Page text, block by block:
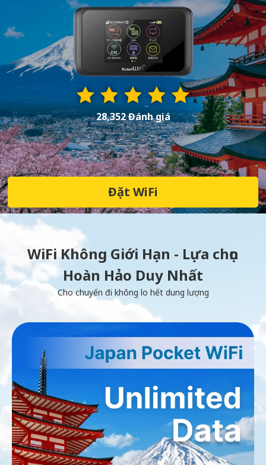
28,352 Đánh giá
Đặt WiFi
WiFi Không Giới Hạn - Lựa chọn
Hoàn Hảo Duy Nhất
Cho chuyến đi không lo hết dung lượng